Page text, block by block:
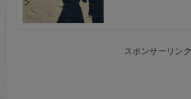
スポンサーリンク